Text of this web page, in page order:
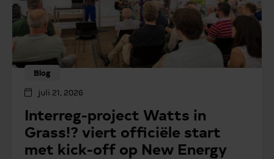
Blog
juli 21, 2026
Interreg-project Watts in
Grass!? viert officiële start
met kick-off op New Energy